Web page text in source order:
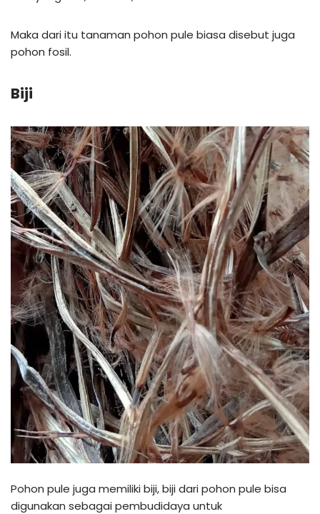
Maka dari itu tanaman pohon pule biasa disebut juga
pohon fosil.
Biji
Pohon pule juga memiliki biji, biji dari pohon pule bisa
digunakan sebagai pembudidaya untuk